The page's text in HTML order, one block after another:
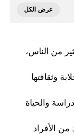
من الناس،
وثقافتها
والحياة
من الأفراد